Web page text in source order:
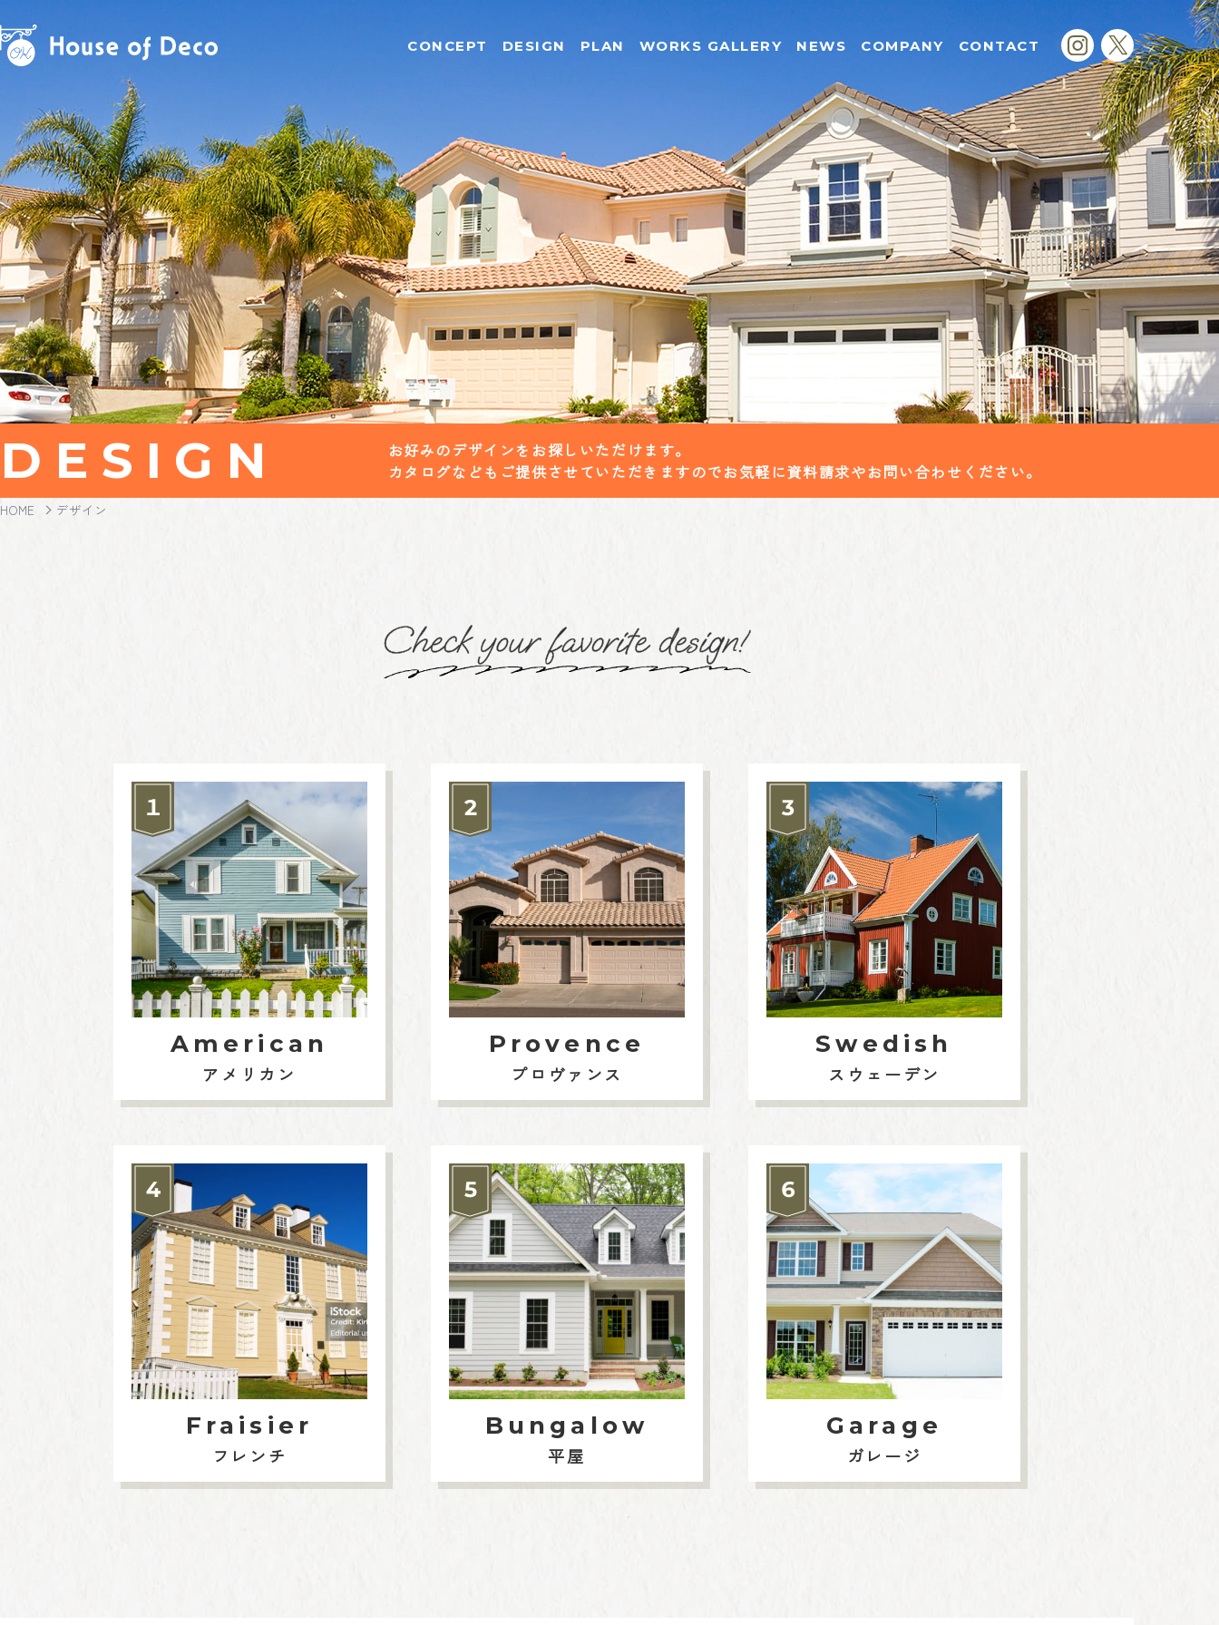
CONCEPT DESIGN PLAN WORKS GALLERY NEWS COMPANY CONTACT
DESIGN
お好みのデザインをお探しいただけます。
カタログなどもご提供させていただきますのでお気軽に資料請求やお問い合わせください。
HOME デザイン
American
アメリカン
Provence
プロヴァンス
Swedish
スウェーデン
Fraisier
フレンチ
Bungalow
平屋
Garage
ガレージ